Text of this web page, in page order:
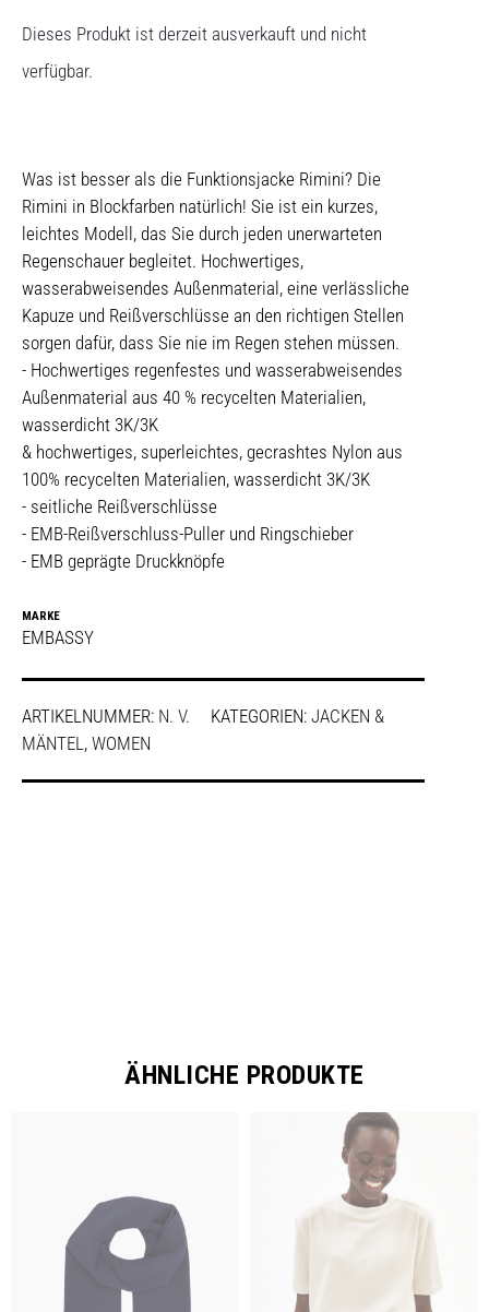
Dieses Produkt ist derzeit ausverkauft und nicht
verfügbar.
Was ist besser als die Funktionsjacke Rimini? Die
Rimini in Blockfarben natürlich! Sie ist ein kurzes,
leichtes Modell, das Sie durch jeden unerwarteten
Regenschauer begleitet. Hochwertiges,
wasserabweisendes Außenmaterial, eine verlässliche
Kapuze und Reißverschlüsse an den richtigen Stellen
sorgen dafür, dass Sie nie im Regen stehen müssen.
- Hochwertiges regenfestes und wasserabweisendes
Außenmaterial aus 40 % recycelten Materialien,
wasserdicht 3K/3K
& hochwertiges, superleichtes, gecrashtes Nylon aus
100% recycelten Materialien, wasserdicht 3K/3K
- seitliche Reißverschlüsse
- EMB-Reißverschluss-Puller und Ringschieber
- EMB geprägte Druckknöpfe
MARKE
EMBASSY
ARTIKELNUMMER: N. V. KATEGORIEN: JACKEN &
MÄNTEL, WOMEN
ÄHNLICHE PRODUKTE